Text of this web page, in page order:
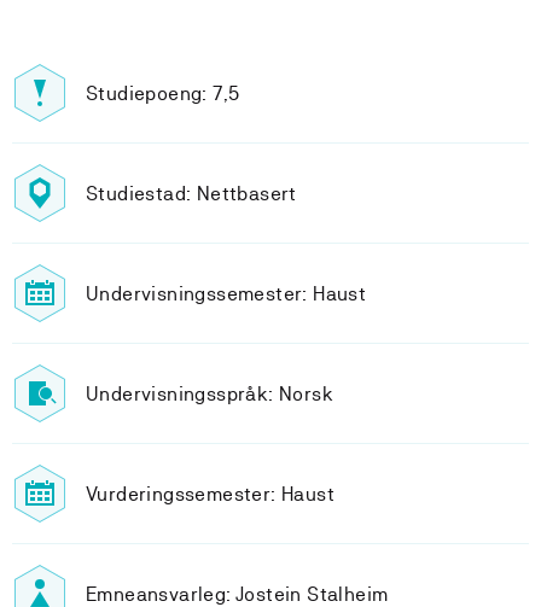
Studiepoeng: 7,5
Studiestad: Nettbasert
Undervisningssemester: Haust
Undervisningsspråk: Norsk
Vurderingssemester: Haust
Emneansvarleg: Jostein Stalheim